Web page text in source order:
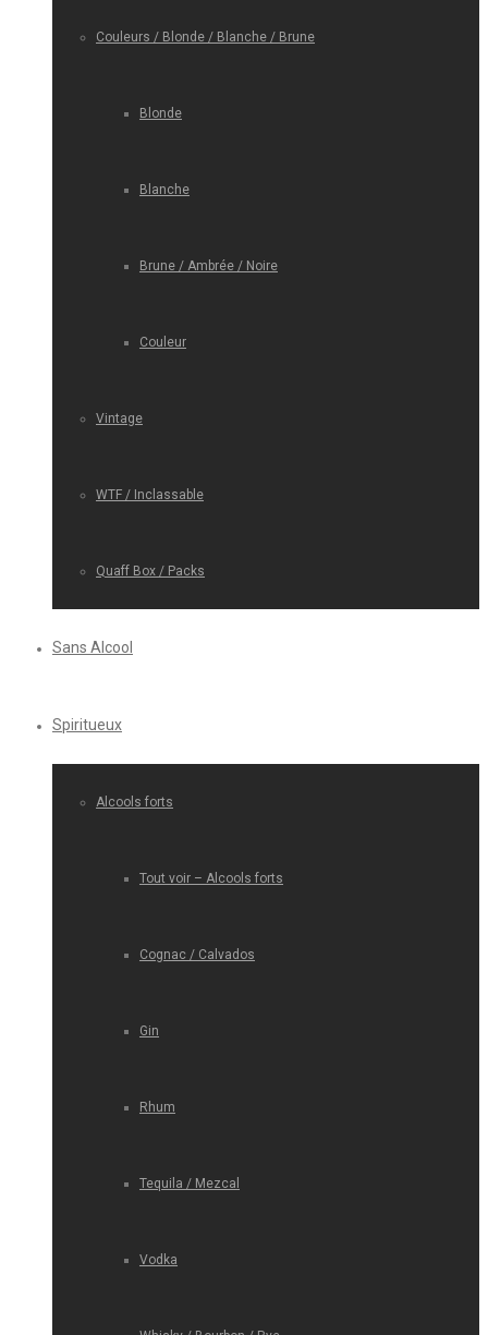
Couleurs / Blonde / Blanche / Brune
Blonde
Blanche
Brune / Ambrée / Noire
Couleur
Vintage
WTF / Inclassable
Quaff Box / Packs
Sans Alcool
Spiritueux
Alcools forts
Tout voir – Alcools forts
Cognac / Calvados
Gin
Rhum
Tequila / Mezcal
Vodka